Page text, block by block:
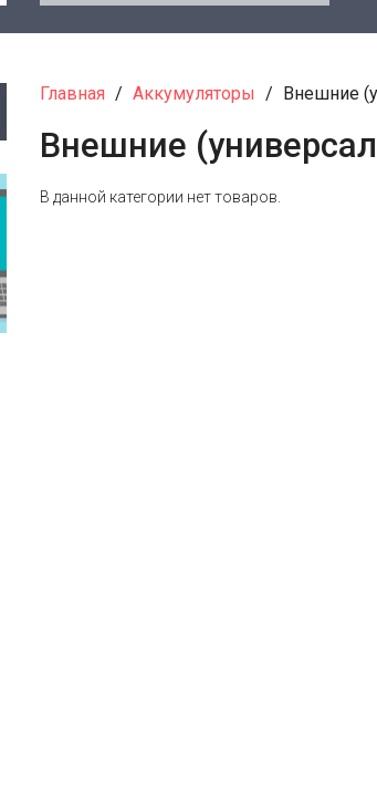
Главная Аккумуляторы Внешние
Внешние
В данной категории нет товаров.